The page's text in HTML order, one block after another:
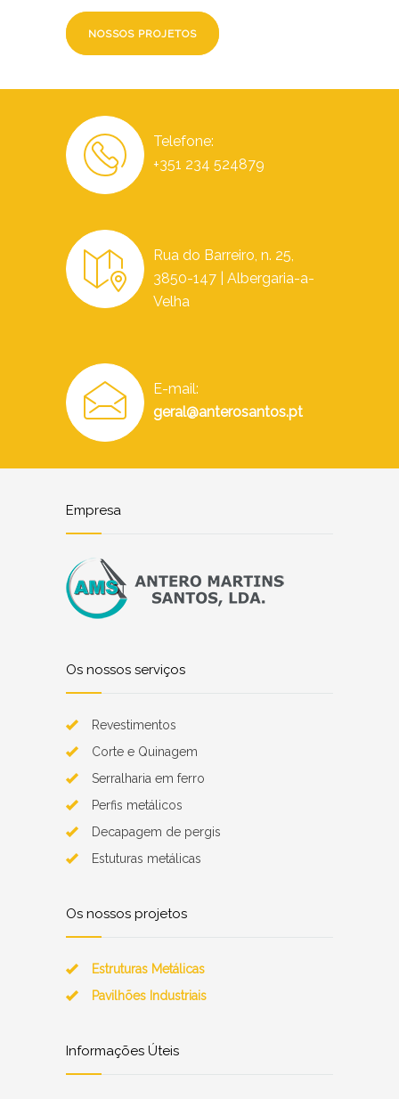
NOSSOS PROJETOS
Telefone:
+351 234 524879
Rua do Barreiro, n. 25,
3850-147 | Albergaria-a-
Velha
E-mail:
geral@anterosantos.pt
Empresa
Os nossos serviços
Revestimentos
Corte e Quinagem
Serralharia em ferro
Perfis metálicos
Decapagem de pergis
Estuturas metálicas
Os nossos projetos
Estruturas Metálicas
Pavilhões Industriais
Informações Úteis